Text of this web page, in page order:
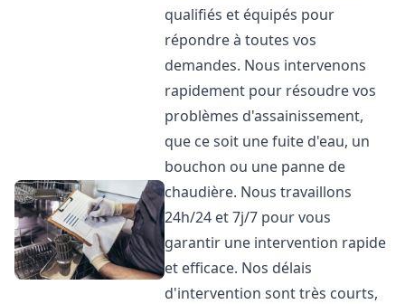
qualifiés et équipés pour
répondre à toutes vos
demandes. Nous intervenons
rapidement pour résoudre vos
problèmes d'assainissement,
que ce soit une fuite d'eau, un
bouchon ou une panne de
chaudière. Nous travaillons
24h/24 et 7j/7 pour vous
garantir une intervention rapide
et efficace. Nos délais
d'intervention sont très courts,